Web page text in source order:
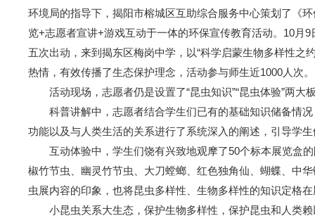
环境局的指导下，揭阳市榕城区互助综合服务中心策划了《
览+志愿者宣讲+游戏互动于一体的环保宣传教育活动。10月
五次出动，来到揭东区梅岗中学，以“科学启蒙生物多样性之
热情，有效传播了生态保护理念，活动参与师生近1000人次。
活动现场，志愿者仍是设置了“昆虫知识”“昆虫体验”两大
科普讲解中，志愿者结合学生们已有的基础知识储备情况
功能以及与人类生活的关系进行了系统深入的阐述，引导学
互动体验中，学生们饶有兴致地观摩了50个标本展览盒的
椒竹节虫、幽灵竹节虫、大刀螳螂、红色独角仙、蝴蝶、中
虫展内容的印象，也将昆虫多样性、生物多样性的知识定格
小昆虫关系大生态，保护生物多样性，保护昆虫和人类